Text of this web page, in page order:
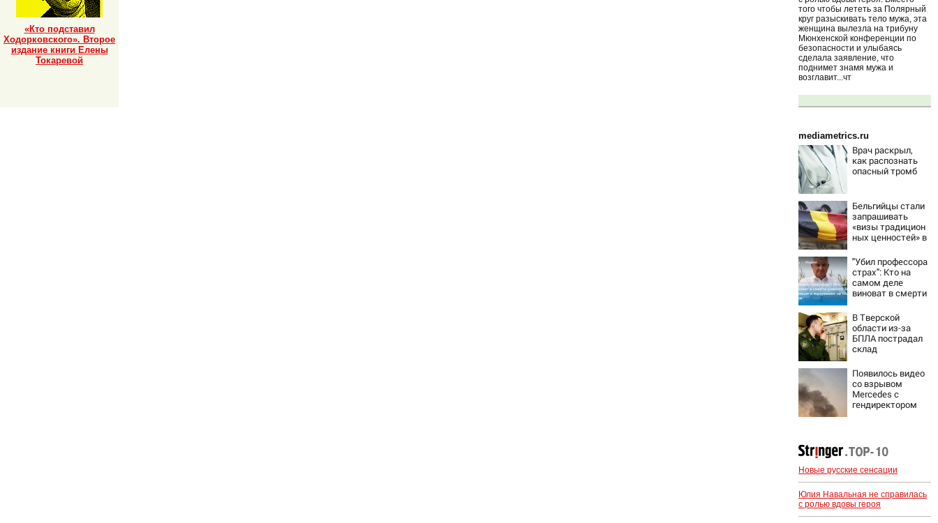
того чтобы лететь за Полярный
круг разыскивать тело мужа, эта
женщина вылезла на трибуну
Мюнхенской конференции по
безопасности и улыбаясь
сделала заявление, что
поднимет знамя мужа и
возглавит...чт
mediametrics.ru
Врач раскрыл,
как распознать
опасный тромб
Бельгийцы стали
запрашивать
«визы традицион
ных ценностей» в
"Убил профессора
страх": Кто на
самом деле
виноват в смерти
остановившего
мальчишек на
поле с горохом
В Тверской
области из-за
БПЛА пострадал
склад
постройки в СНТ
– Новости Твери
и городов
Тверской области
сегодня -
Появилось видео
со взрывом
Mercedes с
гендиректором
Новые русские сенсации
Юлия Навальная не справилась
с ролью вдовы героя
«Кто подставил
Ходорковского». Второе
издание книги Елены
Токаревой